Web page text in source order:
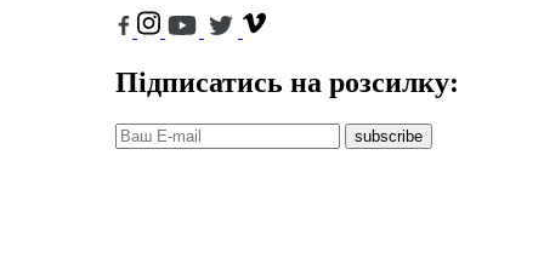
Підписатись на розсилку:
subscribe